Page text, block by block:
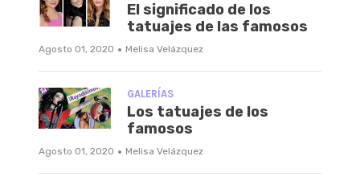
El significado de los
tatuajes de las famosos
Agosto 01, 2020 · Melisa Velázquez
GALERÍAS
Los tatuajes de los
famosos
Agosto 01, 2020 · Melisa Velázquez